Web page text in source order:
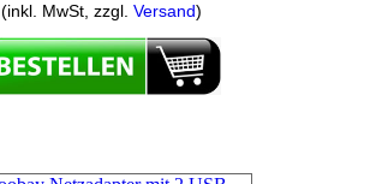
(inkl. MwSt, zzgl. Versand)